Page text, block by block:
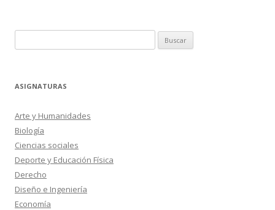
ASIGNATURAS
Arte y Humanidades
Biología
Ciencias sociales
Deporte y Educación Física
Derecho
Diseño e Ingeniería
Economía